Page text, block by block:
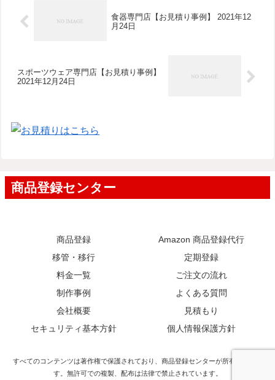
食器専門店【お見積り事例】 2021年12
月24日
スポーツウェア専門店【お見積り事例】
2021年12月24日
商品登録
Amazon 商品登録代行
移管・移行
定期登録
料金一覧
ご注文の流れ
制作事例
よくある質問
会社概要
見積もり
セキュリティ基本方針
個人情報保護方針
すべてのコンテンツは著作権で保護されており、商品登録センターが所有していま
す。無許可での複製、配布は法律で禁止されています。